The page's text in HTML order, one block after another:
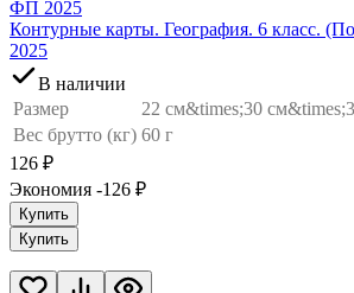
Контурные карты. География. 6 класс.
2025
В наличии
Размер
22 см&times;30
Вес брутто (кг) 60 г
126 ₽
Экономия -126 ₽
Купить
Купить